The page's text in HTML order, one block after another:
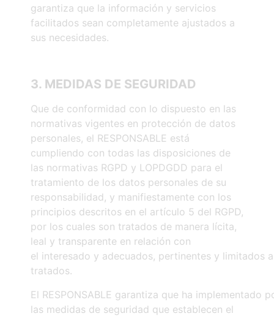
garantiza que la información y servicios
facilitados sean completamente ajustados a
sus necesidades.
3. MEDIDAS DE SEGURIDAD
Que de conformidad con lo dispuesto en las
normativas vigentes en protección de datos
personales, el RESPONSABLE está
cumpliendo con todas las disposiciones de
las normativas RGPD y LOPDGDD para el
tratamiento de los datos personales de su
responsabilidad, y manifiestamente con los
principios descritos en el artículo 5 del RGPD,
por los cuales son tratados de manera lícita,
leal y transparente en relación con
el interesado y adecuados, pertinentes y limitados
tratados.
El RESPONSABLE garantiza que ha
las medidas de seguridad que establecen el